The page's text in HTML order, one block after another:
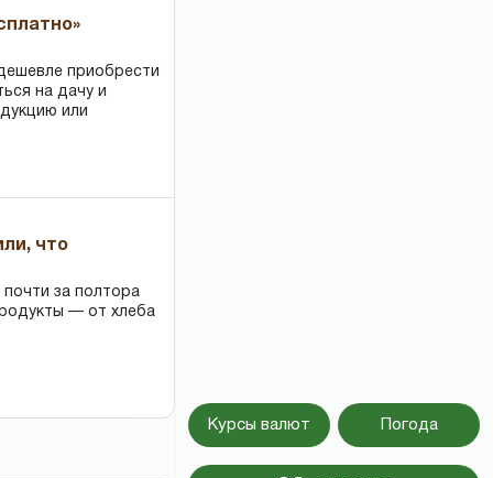
приобрести
на дачу и
или
что
почти за полтора
— от хлеба
Курсы валют Погода